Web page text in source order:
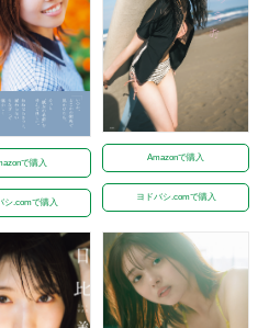
で購入
シ.comで購入
Amazonで購入
ヨドバシ.comで購入